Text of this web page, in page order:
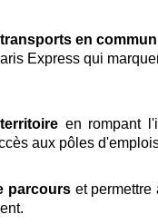
en commun
Express qui
en rompant
aux pôles
parcours et permettre